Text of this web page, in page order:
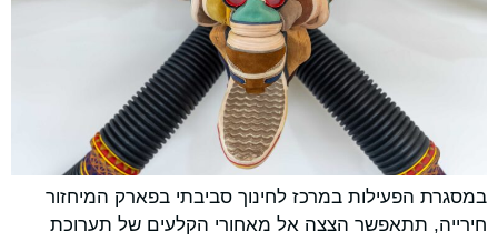
במסגרת הפעילות במרכז לחינוך סביבתי בפארק המיחזור
חירייה, תתאפשר הצצה אל מאחורי הקלעים של תערוכת